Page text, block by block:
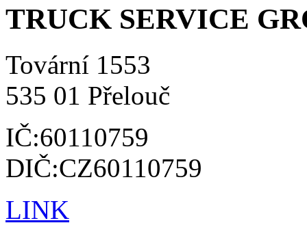
TRUCK SERVICE
Tovární 1553
535 01 Přelouč
IČ:60110759
DIČ:CZ60110759
LINK